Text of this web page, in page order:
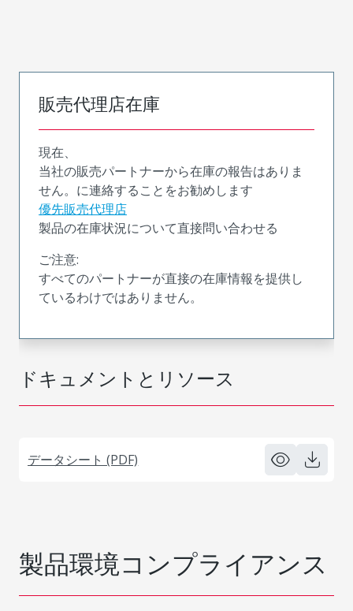
ドキュメントとリソース
データシート (PDF)
販売代理店在庫
現在、
当社の販売パートナーから在庫の報告はありま
せん。に連絡することをお勧めします
優先販売代理店
製品の在庫状況について直接問い合わせる
ご注意:
すべてのパートナーが直接の在庫情報を提供し
ているわけではありません。
製品環境コンプライアンス